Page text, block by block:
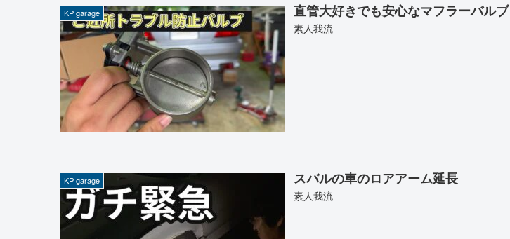
KP garage 直管大好きでも安心なマフラーバルブ
素人我流
KP garage スバルの車のロアアーム延長
素人我流